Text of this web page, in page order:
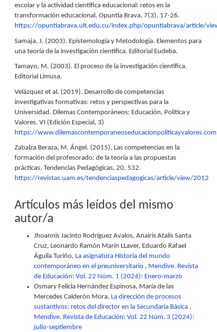
escolar y la actividad científica educacional: retos en la
transformación educacional. Opuntia Brava, 7(3), 17-26.
https://opuntiabrava.ult.edu.cu/index.php/opuntiabrava/article/
Samaja, J. (2003). Epistemología y Metodología. Elementos para
una teoría de la investigación científica. Editorial Eudeba.
Tamayo, M. (2003). El proceso de la investigación científica.
Editorial Limusa.
Velázquez et al. (2019). Desarrollo de competencias
investigativas formativas: retos y perspectivas para la
Universidad. Dilemas Contemporáneos: Educación, Política y
Valores. VI (Edición Especial, 3)
https://www.dilemascontemporaneoseducacionpoliticayvalores.com
Zabalza Beraza, M. Ángel. (2015). Las competencias en la
formación del profesorado: de la teoría a las propuestas
prácticas. Tendencias Pedagógicas, 20, 532.
https://revistas.uam.es/tendenciaspedagogicas/article/view/2012
Artículos más leídos del mismo
autor/a
Jhoannis Jacinto Rodríguez Avalos, Anairis Atalís Santa
Cruz, Leonardo Ramón Marín LLaver, Eduardo Rafael
Águila Turiño, La asignatura Historia del mundo
contemporáneo en el preuniversitario , Mendive. Revista
de Educación: Vol. 22 Núm. 1 (2024): Enero-marzo
Osmary Felicia Hernández Espinosa, María de las
Mercedes Calderón Mora, La dirección de procesos
sustantivos: retos del director en la Secundaria Básica ,
Mendive. Revista de Educación: Vol. 22 Núm. 3 (2024):
julio-septiembre